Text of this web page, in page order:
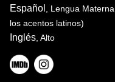
Español , Lengua Materna
los acentos latinos)
Inglés, Alto